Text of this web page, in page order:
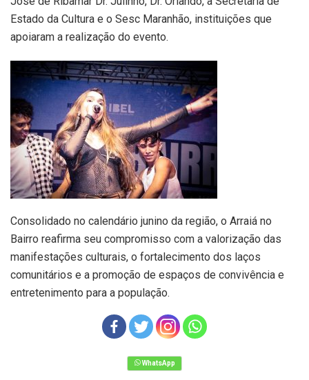
Estado da Cultura e o Sesc Maranhão, instituições que
apoiaram a realização do evento.
Consolidado no calendário junino da região, o Arraiá no
Bairro reafirma seu compromisso com a valorização das
manifestações culturais, o fortalecimento dos laços
comunitários e a promoção de espaços de convivência e
entretenimento para a população.